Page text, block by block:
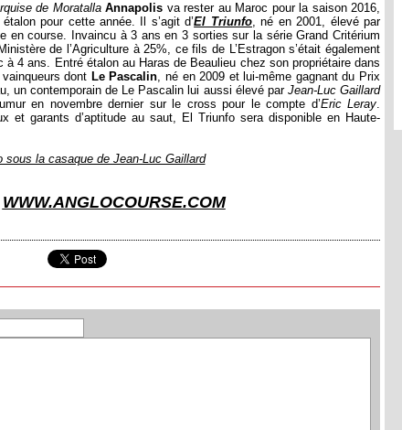
de Moratalla Annapolis va rester au Maroc pour la saison 2016,
pour cette année. Il s’agit d’El Triunfo, né en 2001, élevé par
en course. Invaincu à 3 ans en 3 sorties sur la série Grand Critérium
de l’Agriculture à 25%, ce fils de L’Estragon s’était également
4 ans. Entré étalon au Haras de Beaulieu chez son propriétaire dans
dont Le Pascalin, né en 2009 et lui-même gagnant du Prix
un contemporain de Le Pascalin lui aussi élevé parJean-Luc Gaillard
en novembre dernier sur le cross pour le compte d’Eric Leray.
et garants d’aptitude au saut, El Triunfo sera disponible en Haute-
sous la casaque de Jean-Luc Gaillard
WWW.ANGLOCOURSE.COM